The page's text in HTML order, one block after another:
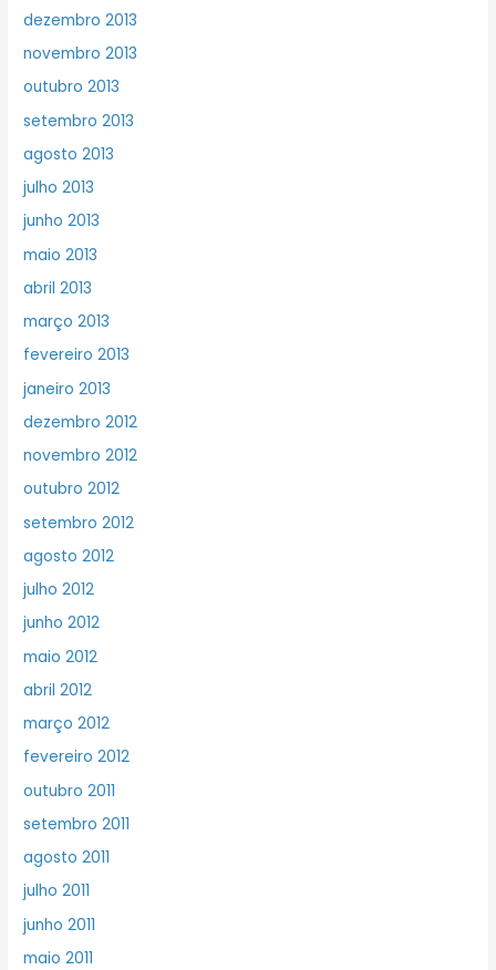
dezembro 2013
novembro 2013
outubro 2013
setembro 2013
agosto 2013
julho 2013
junho 2013
maio 2013
abril 2013
março 2013
fevereiro 2013
janeiro 2013
dezembro 2012
novembro 2012
outubro 2012
setembro 2012
agosto 2012
julho 2012
junho 2012
maio 2012
abril 2012
março 2012
fevereiro 2012
outubro 2011
setembro 2011
agosto 2011
julho 2011
junho 2011
maio 2011